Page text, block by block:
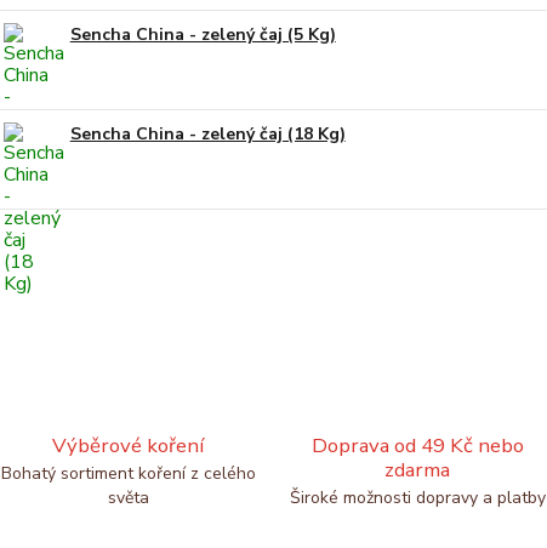
Sencha China - zelený čaj (5 Kg)
Sencha China - zelený čaj (18 Kg)
Výběrové koření
Bohatý sortiment koření z celého
světa
Doprava od 49 Kč nebo
zdarma
Široké možnosti dopravy a platby